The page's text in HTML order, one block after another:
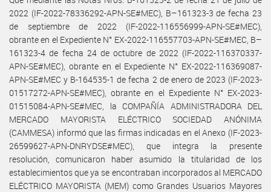
2022 (IF-2022-78336292-APN-SE#MEC), B–161323-3 de fecha 23
de septiembre de 2022 (IF-2022-116556999-APN-SE#MEC),
obrante en el Expediente N° EX-2022-116557703-APN-SE#MEC, B–
161323-4 de fecha 24 de octubre de 2022 (IF-2022-116370337-
APN-SE#MEC), obrante en el Expediente N° EX-2022-116369087-
APN-SE#MEC y B-164535-1 de fecha 2 de enero de 2023 (IF-2023-
01517272-APN-SE#MEC), obrante en el Expediente N° EX-2023-
01515084-APN-SE#MEC, la COMPAÑÍA ADMINISTRADORA DEL
MERCADO MAYORISTA ELÉCTRICO SOCIEDAD ANÓNIMA
(CAMMESA) informó que las firmas indicadas en el Anexo (IF-2023-
26599627-APN-DNRYDSE#MEC), que integra la presente
resolución, comunicaron haber asumido la titularidad de los
establecimientos que ya se encontraban incorporados al MERCADO
ELÉCTRICO MAYORISTA (MEM) como Grandes Usuarios Mayores